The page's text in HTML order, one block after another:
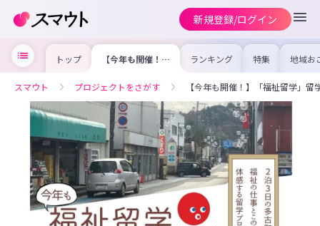
新規登録/ログイン
トップ 【今年も開催！】
「福祉留学」留学
せ！
ランキング 特集 地域お
の求
を集め
事内容
を比較
合った
けよう
スマウト プロジェクトをさがす 【今年も開催！】「福祉留学」